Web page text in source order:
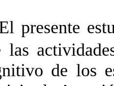
presente
las
de los